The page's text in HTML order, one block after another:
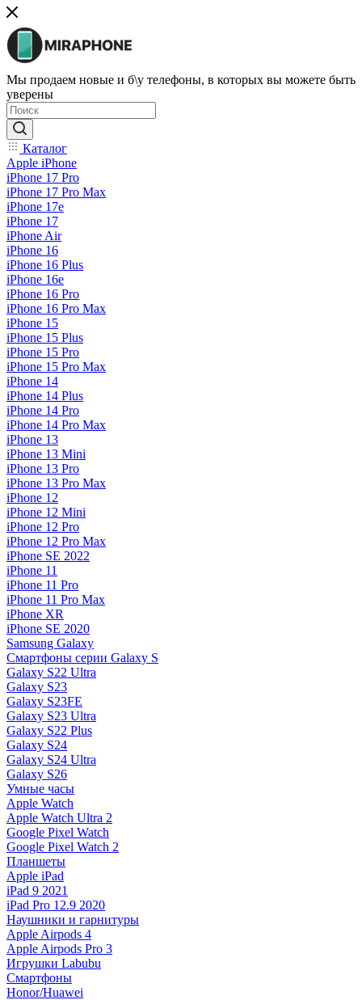
Мы продаем новые и б\у телефоны, в которых вы можете быть
уверены
Каталог
Apple iPhone
iPhone 17 Pro
iPhone 17 Pro Max
iPhone 17e
iPhone 17
iPhone Air
iPhone 16
iPhone 16 Plus
iPhone 16e
iPhone 16 Pro
iPhone 16 Pro Max
iPhone 15
iPhone 15 Plus
iPhone 15 Pro
iPhone 15 Pro Max
iPhone 14
iPhone 14 Plus
iPhone 14 Pro
iPhone 14 Pro Max
iPhone 13
iPhone 13 Mini
iPhone 13 Pro
iPhone 13 Pro Max
iPhone 12
iPhone 12 Mini
iPhone 12 Pro
iPhone 12 Pro Max
iPhone SE 2022
iPhone 11
iPhone 11 Pro
iPhone 11 Pro Max
iPhone XR
iPhone SE 2020
Samsung Galaxy
Смартфоны серии Galaxy S
Galaxy S22 Ultra
Galaxy S23
Galaxy S23FE
Galaxy S23 Ultra
Galaxy S22 Plus
Galaxy S24
Galaxy S24 Ultra
Galaxy S26
Умные часы
Apple Watch
Apple Watch Ultra 2
Google Pixel Watch
Google Pixel Watch 2
Планшеты
Apple iPad
iPad 9 2021
iPad Pro 12.9 2020
Наушники и гарнитуры
Apple Airpods 4
Apple Airpods Pro 3
Игрушки Labubu
Смартфоны
Honor/Huawei